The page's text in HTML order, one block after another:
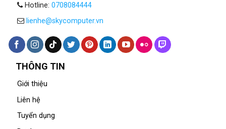
Hotline: 0708084444
lienhe@skycomputer.vn
THÔNG TIN
Giới thiệu
Liên hệ
Tuyển dụng